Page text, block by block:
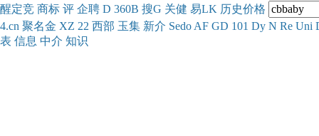
醒定竞 商标 评 企聘 D 360B 搜G 关健 易LK 历史价格
4.cn 聚名金 XZ 22 西部 玉集 新介 Sedo AF GD 101 Dy N Re Uni
表 信息 中介 知识